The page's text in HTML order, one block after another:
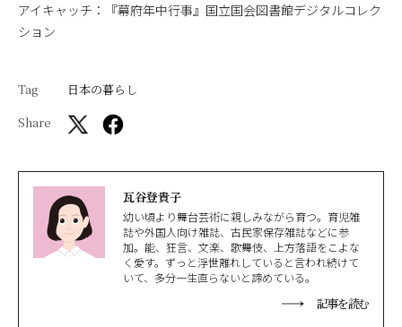
アイキャッチ：『幕府年中行事』国立国会図書館デジタルコレク
ション
Tag
日本の暮らし
Share
瓦谷登貴子
幼い頃より舞台芸術に親しみながら育つ。育児雑
誌や外国人向け雑誌、古民家保存雑誌などに参
加。能、狂言、文楽、歌舞伎、上方落語をこよな
く愛す。ずっと浮世離れしていると言われ続けて
いて、多分一生直らないと諦めている。
記事を読む